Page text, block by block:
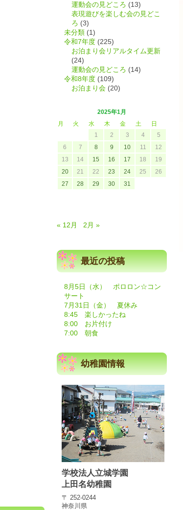
運動会の見どころ (13)
表現遊びを楽しむ会の見どこ
ろ (3)
未分類 (1)
令和7年度 (225)
お泊まり会リアルタイム更新
(24)
運動会の見どころ (14)
令和8年度 (109)
お泊まり会 (20)
2025年1月
月
火 水 木 金 土
日
1
2 3 4
5
6
7 8 9 10 11
12
13
14 15 16 17 18
19
20
21 22 23 24 25
26
27
28 29 30 31
« 12月 2月 »
最近の投稿
8月5日（水） ポロロン☆コン
サート
7月31日（金） 夏休み
8:45 楽しかったね
8:00 お片付け
7:00 朝食
幼稚園情報
学校法人立城学園
上田名幼稚園
〒 252-0244
神奈川県